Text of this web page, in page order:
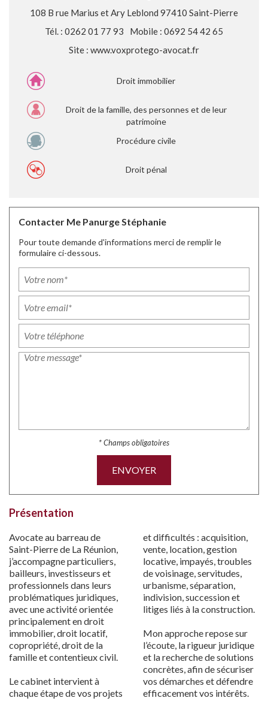
108 B rue Marius et Ary Leblond 97410 Saint-Pierre
Tél. : 0262 01 77 93
Mobile : 0692 54 42 65
Site : www.voxprotego-avocat.fr
Droit immobilier
Droit de la famille, des personnes et de leur
patrimoine
Procédure civile
Droit pénal
Contacter Me Panurge Stéphanie
Pour toute demande d'informations merci de remplir le
formulaire ci-dessous.
* Champs obligatoires
ENVOYER
Présentation
Avocate au barreau de
Saint-Pierre de La Réunion,
j’accompagne particuliers,
bailleurs, investisseurs et
professionnels dans leurs
problématiques juridiques,
avec une activité orientée
principalement en droit
immobilier, droit locatif,
copropriété, droit de la
famille et contentieux civil.
Le cabinet intervient à
chaque étape de vos projets
et difficultés : acquisition,
vente, location, gestion
locative, impayés, troubles
de voisinage, servitudes,
urbanisme, séparation,
indivision, succession et
litiges liés à la construction.
Mon approche repose sur
l’écoute, la rigueur juridique
et la recherche de solutions
concrètes, afin de sécuriser
vos démarches et défendre
efficacement vos intérêts.